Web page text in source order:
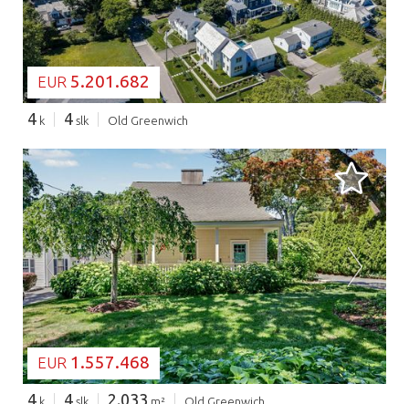
EUR 5.201.682
4 k 4 slk Old Greenwich
BEZIG MET LADEN...
EUR 1.557.468
4 4 2.033